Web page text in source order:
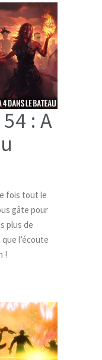
: A
fois tout le
gâte pour
plus de
l’écoute
!